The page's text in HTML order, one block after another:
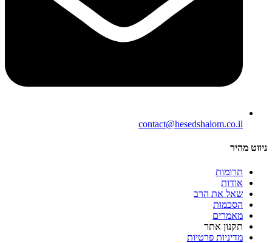
contact@hesedshalom.co.il
ניווט מהיר
תרומות
אודות
שאל את הרב
הסכמות
מאמרים
תקנון אתר
מדיניות פרטיות